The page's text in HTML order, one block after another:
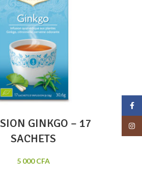
GINKGO – 17
SACHETS
5 000CFA